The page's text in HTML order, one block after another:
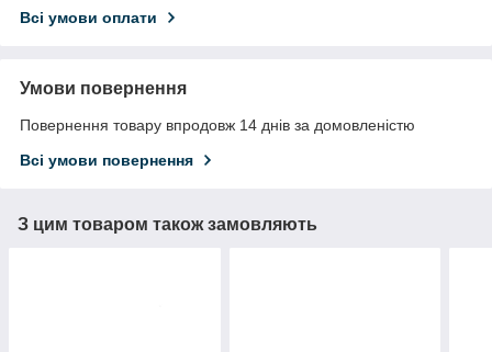
Всі умови оплати
Умови повернення
Повернення товару впродовж 14 днів за домовленістю
Всі умови повернення
З цим товаром також замовляють